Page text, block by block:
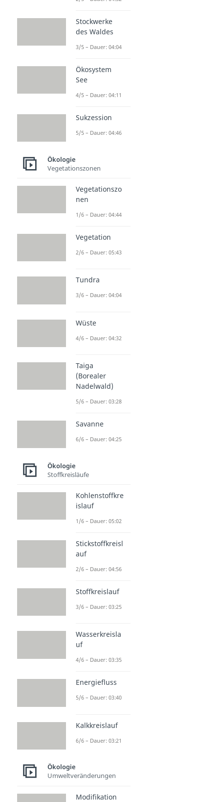
Stockwerke
des Waldes
3/5 – Dauer: 04:04
Ökosystem
See
4/5 – Dauer: 04:11
Sukzession
5/5 – Dauer: 04:46
Ökologie
Vegetationszonen
Vegetationszo
nen
1/6 – Dauer: 04:44
Vegetation
2/6 – Dauer: 05:43
Tundra
3/6 – Dauer: 04:04
Wüste
4/6 – Dauer: 04:32
Taiga
(Borealer
Nadelwald)
5/6 – Dauer: 03:28
Savanne
6/6 – Dauer: 04:25
Ökologie
Stoffkreisläufe
Kohlenstoffkre
islauf
1/6 – Dauer: 05:02
Stickstoffkreisl
auf
2/6 – Dauer: 04:56
Stoffkreislauf
3/6 – Dauer: 03:25
Wasserkreisla
uf
4/6 – Dauer: 03:35
Energiefluss
5/6 – Dauer: 03:40
Kalkkreislauf
6/6 – Dauer: 03:21
Ökologie
Umweltveränderungen
Modifikation